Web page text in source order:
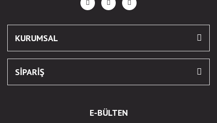
KURUMSAL
SİPARİŞ
E-BÜLTEN